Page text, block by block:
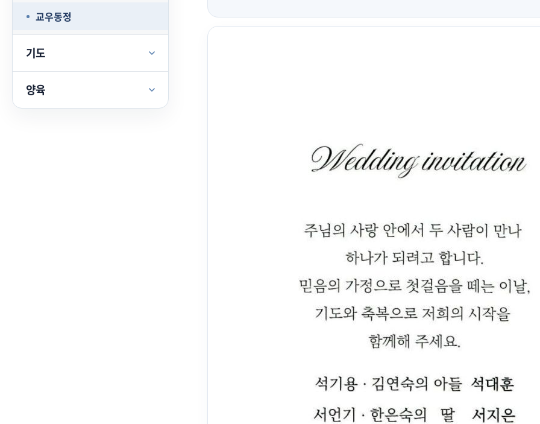
교우동정
기도
양육